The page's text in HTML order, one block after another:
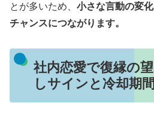
とが多いため、 小さな言動の変
チャンスにつながります。
社内恋愛で復縁の
しサインと冷却期